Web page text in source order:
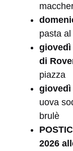
pasta
giovedì
di
piazza
giovedì
uova
brulè
2026